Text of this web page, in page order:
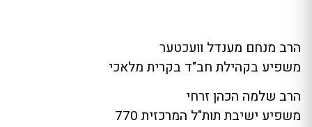
הרב מנחם מענדל וועכטער
משפיע בקהילת חב"ד בקרית מלאכי
הרב שלמה הכהן זרחי
משפיע ישיבת תות"ל המרכזית 770